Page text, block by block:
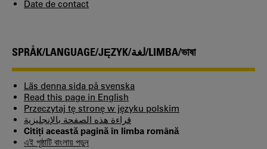
Date de contact
SPRÅK/LANGUAGE/JĘZYK/لغة/LIMBA/ভাষা
Läs denna sida på svenska
Read this page in English
Przeczytaj tę stronę w języku polskim
قراءة هذه الصفحة بالإنجليزية
Citiți această pagină în limba română
এই পৃষ্ঠাটি বাংলায় পড়ুন